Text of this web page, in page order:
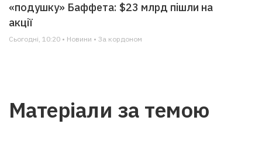
«подушку» Баффета: $23 млрд пішли на
акції
Сьогодні, 10:20 • Новини • За кордоном
Матеріали за темою